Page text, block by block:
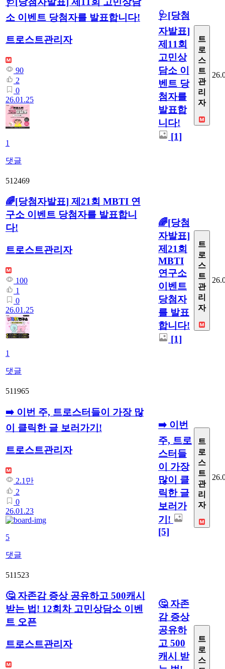
소 이벤트 당첨자를 발표합니다!
트로스트관리자
90
2
0
26.01.25
1
댓글
🩺[당첨
자발표]
제11회
고민상
담소 이
벤트 당
첨자를
발표합
니다!
[1]
트
로
스
트
관
리
자
512469
🌈[당첨자발표] 제21회 MBTI 연
구소 이벤트 당첨자를 발표합니
다!
트로스트관리자
100
1
0
26.01.25
1
댓글
🌈[당첨
자발표]
제21회
MBTI
연구소
이벤트
당첨자
를 발표
합니다!
[1]
트
로
스
트
관
리
자
511965
➡️ 이번 주, 트로스터들이 가장 많
이 클릭한 글 보러가기!
트로스트관리자
2.1만
2
0
26.01.23
5
댓글
➡️ 이번
주, 트로
스터들
이 가장
많이 클
릭한 글
보러가
기!
[5]
트
로
스
트
관
리
자
511523
🤔 자존감 증상 공유하고 500캐시
받는 법! 12회차 고민상담소 이벤
트 오픈
트로스트관리자
🤔 자존
감 증상
공유하
고 500
캐시 받
트
로
스